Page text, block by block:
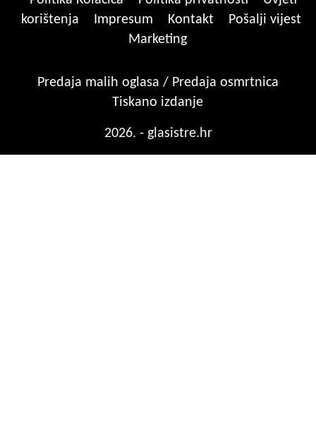
korištenja
Impresum Kontakt
Pošalji vijest
Marketing
Predaja malih oglasa / Predaja osmrtnica
Tiskano izdanje
2026. - glasistre.hr